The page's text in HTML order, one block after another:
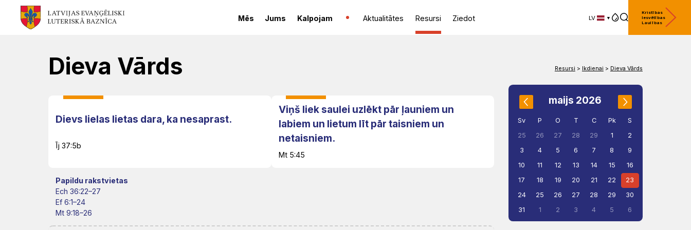
Mēs
personāls
organizācijas
Kontakti
Jums
draudzi
atbalsts
Ģimenēm
un
jauniešiem
Kalpojam
atbalsts
(Diakonija)
Kapelānu
Aktualitātes Resursi
Fotogalerija
Video
audio
Svētdienas
Ziedot
LV
Kristības
Iesvētības
Laulības
Dieva Vārds Resursi > Ikdienai > Dieva Vārds
Dievs lielas lietas dara, ka nesaprast.
Īj 37:5b
Viņš liek saulei uzlēkt pār ļauniem un
labiem un lietum līt pār taisniem un
netaisniem.
Mt 5:45
Papildu rakstvietas
Ech 36:22–27
Ef 6:1–24
Mt 9:18–26
maijs 2026
Sv P O T C Pk
S
25
26 27 28 29 1
2
3
4 5 6 7 8
9
10
11 12 13 14 15
16
17
18 19 20 21 22
23
24
25 26 27 28 29
30
31
1 2 3 4 5 6